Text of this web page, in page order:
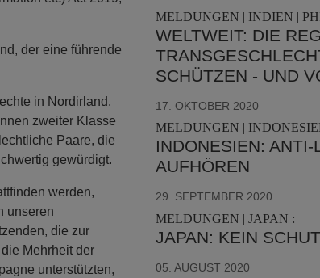
der eine führende
in Nordirland.
zweiter Klasse
Paare, die
gewürdigt.
werden,
unseren
die zur
Mehrheit der
unterstützten,
MELDUNGEN | INDIEN |
WELTWEIT: DIE
SCHÜTZEN - UND
17. OKTOBER 2020
MELDUNGEN |
INDONESIEN:
AUFHÖREN
29. SEPTEMBER 2020
MELDUNGEN | JAPAN :
JAPAN: KEIN
05. AUGUST 2020